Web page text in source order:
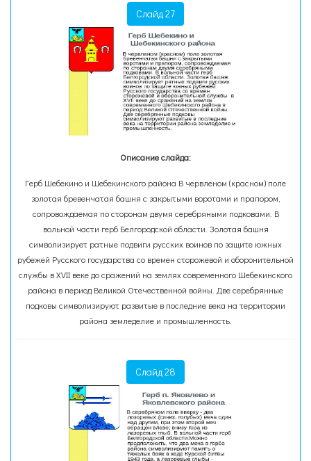
Слайд 27
Описание слайда:
Герб Шебекино и Шебекинского района В червленом (красном) поле
золотая бревенчатая башня с закрытыми воротами и прапором,
сопровождаемая по сторонам двумя серебряными подковами. В
вольной части герб Белгородской области. Золотая башня
символизирует ратные подвиги русских воинов по защите южных
рубежей Русского государства со времен сторожевой и оборонительной
службы в XVII веке до сражений на землях современного Шебекинского
района в период Великой Отечественной войны. Две серебрянные
подковы символизируют развитые в последние века на территории
района земледелие и промышленность.
Слайд 28